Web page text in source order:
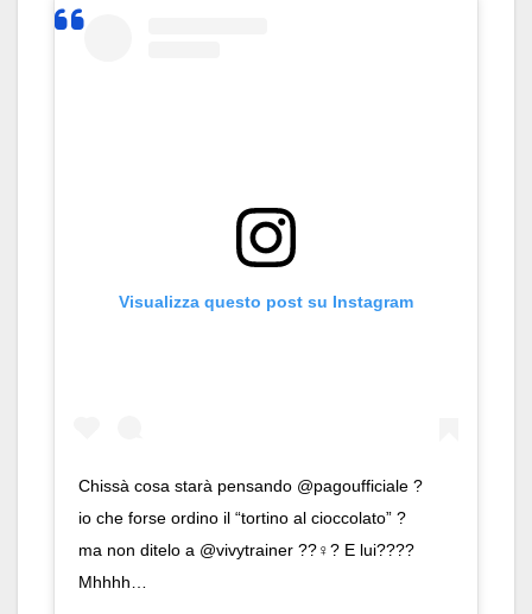
Visualizza questo post su Instagram
Chissà cosa starà pensando @pagoufficiale ?
io che forse ordino il “tortino al cioccolato” ?
ma non ditelo a @vivytrainer ??‍♀️? E lui????
Mhhhh…